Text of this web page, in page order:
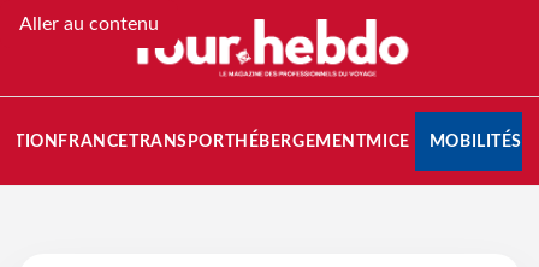
Aller au contenu
FRANCETRANSPORT HÉBERGEMENTMICE MOBILITÉS